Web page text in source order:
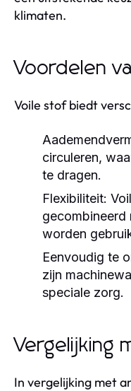
klimaten.
Voordelen
Voile stof biedt
circuleren,
te dragen.
Flexibiliteit:
gecombineerd
worden
Eenvoudig te
zijn
speciale zorg.
Vergelijking
In vergelijking met